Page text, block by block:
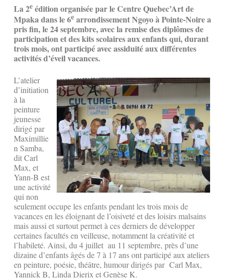
La 2e édition organisée par le Centre Quebec’Art de
Mpaka dans le 6e arrondissement Ngoyo à Pointe-Noire a
pris fin, le 24 septembre, avec la remise des diplômes de
participation et des kits scolaires aux enfants qui, durant
trois mois, ont participé avec assiduité aux différentes
activités d’éveil vacances.
L’atelier
d’initiation
à la
peinture
jeunesse
dirigé par
Maximillie
n Samba,
dit Carl
Max, et
Yann-B est
une activité
qui non
seulement occupe les enfants pendant les trois mois de
vacances en les éloignant de l’oisiveté et des loisirs malsains
mais aussi et surtout permet à ces derniers de développer
certaines facultés en veilleuse, notamment la créativité et
l’habileté. Ainsi, du 4 juillet au 11 septembre, près d’une
dizaine d’enfants âgés de 7 à 17 ans ont participé aux ateliers
en peinture, poésie, théâtre, humour dirigés par Carl Max,
Yannick B, Linda Dierix et Genèse K.